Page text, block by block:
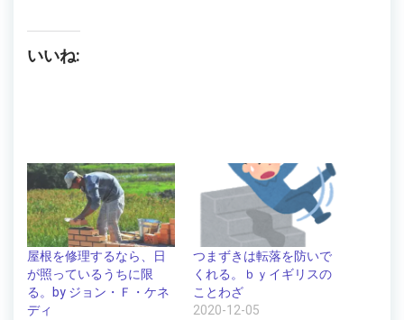
いいね:
屋根を修理するなら、日
が照っているうちに限
る。by ジョン・Ｆ・ケネ
ディ
つまずきは転落を防いで
くれる。ｂｙイギリスの
ことわざ
2020-12-05